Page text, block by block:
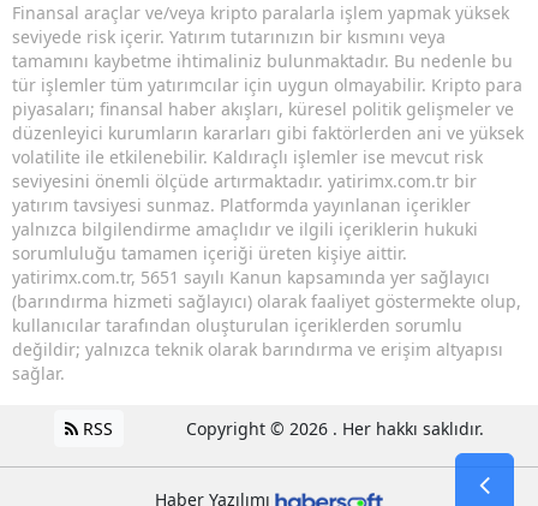
Finansal araçlar ve/veya kripto paralarla işlem yapmak yüksek
seviyede risk içerir. Yatırım tutarınızın bir kısmını veya
tamamını kaybetme ihtimaliniz bulunmaktadır. Bu nedenle bu
tür işlemler tüm yatırımcılar için uygun olmayabilir. Kripto para
piyasaları; finansal haber akışları, küresel politik gelişmeler ve
düzenleyici kurumların kararları gibi faktörlerden ani ve yüksek
volatilite ile etkilenebilir. Kaldıraçlı işlemler ise mevcut risk
seviyesini önemli ölçüde artırmaktadır. yatirimx.com.tr bir
yatırım tavsiyesi sunmaz. Platformda yayınlanan içerikler
yalnızca bilgilendirme amaçlıdır ve ilgili içeriklerin hukuki
sorumluluğu tamamen içeriği üreten kişiye aittir.
yatirimx.com.tr, 5651 sayılı Kanun kapsamında yer sağlayıcı
(barındırma hizmeti sağlayıcı) olarak faaliyet göstermekte olup,
kullanıcılar tarafından oluşturulan içeriklerden sorumlu
değildir; yalnızca teknik olarak barındırma ve erişim altyapısı
sağlar.
RSS Copyright © 2026 . Her hakkı saklıdır.
Haber Yazılımı